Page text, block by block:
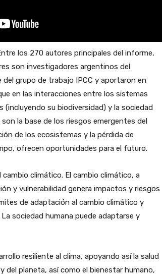
los 270 autores principales del informe,
son investigadores argentinos del
del grupo de trabajo IPCC y aportaron en
en las interacciones entre los sistemas
(incluyendo su biodiversidad) y la sociedad
la base de los riesgos emergentes del
de los ecosistemas y la pérdida de
ofrecen oportunidades para el futuro.
cambio climático. El cambio climático, a
y vulnerabilidad genera impactos y riesgos
de adaptación al cambio climático y
sociedad humana puede adaptarse y
resiliente al clima, apoyando así la salud
del planeta, así como el bienestar humano,